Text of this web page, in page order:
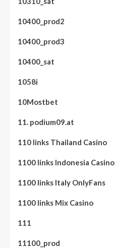
10400_prod2
10400_prod3
10400_sat
1058i
10Mostbet
11. podium09.at
110 links Thailand Casino
1100 links Indonesia Casino
1100 links Italy OnlyFans
1100 links Mix Casino
111
11100_prod